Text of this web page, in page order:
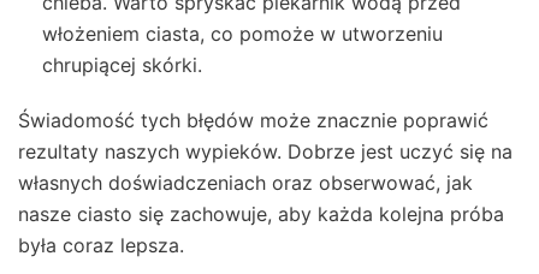
włożeniem ciasta, co pomoże w utworzeniu
chrupiącej skórki.
Świadomość tych błędów może znacznie poprawić
rezultaty naszych wypieków. Dobrze jest uczyć się na
własnych doświadczeniach oraz obserwować, jak
nasze ciasto się zachowuje, aby każda kolejna próba
była coraz lepsza.